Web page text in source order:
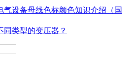
气设备母线色标颜色知识介绍（国
同类型的变压器？